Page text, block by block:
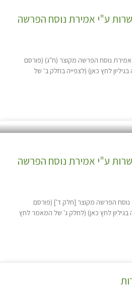
ע"י אמירת נוסח הפרשה
נוסח הפרשה מקוצר (ח"ג) (פורסם
גיליון 27 לצפייה בגיליון לחץ כאן) (לצפייה בחלק ב' של
ע"י אמירת נוסח הפרשה
הפרשה מקוצר [חלק ד'] (פורסם
גיליון 28 לצפייה בגיליון לחץ כאן) (לחלק ג' של המאמר לחץ